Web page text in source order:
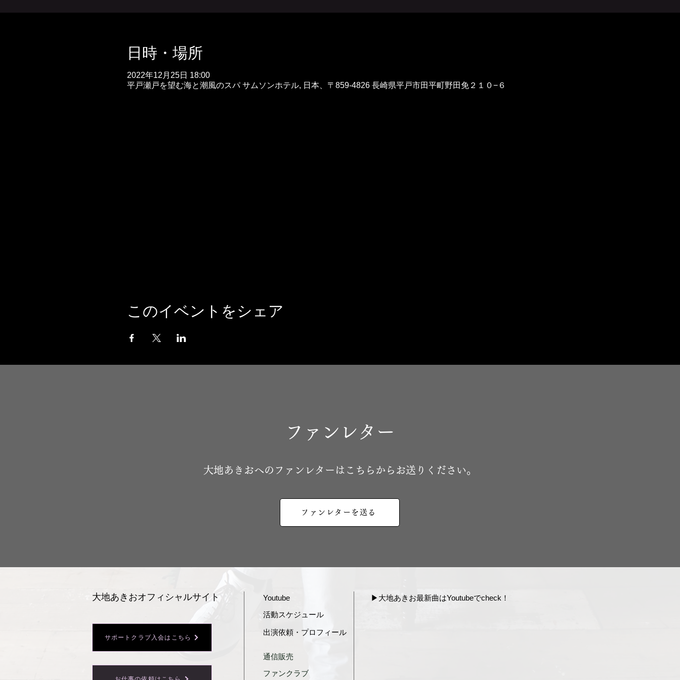
日時・場所
2022年12月25日 18:00
平戸瀬戸を望む海と潮風のスパ サムソンホテル, 日本、〒859-4826 長崎県平戸市田平町野田免２１０−６
このイベントをシェア
ファンレター
​大地あきおへのファンレターはこちらからお送りください。
ファンレターを送る
大地あきおオフィシャルサイト Youtube
▶︎大地あきお最新曲はYoutubeでcheck！
活動スケジュール
出演依頼・プロフィール
通信販売
ファンクラブ
サポートクラブ入会はこちら
お仕事の依頼はこちら